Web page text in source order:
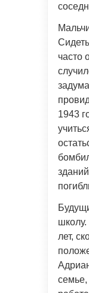
часто
1943
школу.
лет,